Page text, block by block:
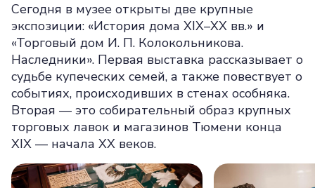
Сегодня в музее открыты две крупные
экспозиции: «История дома XIX–XX вв.» и
«Торговый дом И. П. Колокольникова.
Наследники». Первая выставка рассказывает о
судьбе купеческих семей, а также повествует о
событиях, происходивших в стенах особняка.
Вторая — это собирательный образ крупных
торговых лавок и магазинов Тюмени конца
XIX — начала XX веков.